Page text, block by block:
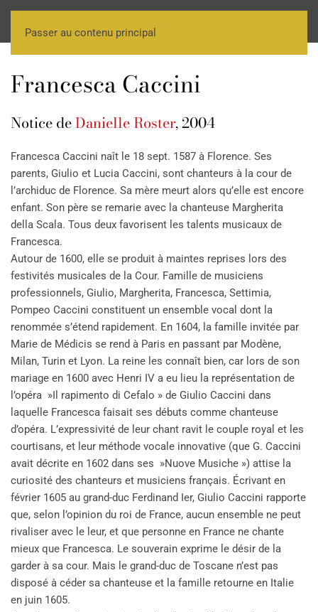
Passer au contenu principal
Francesca Caccini
Notice deDanielle Roster, 2004
Francesca Caccini naît le 18 sept. 1587 à Florence. Ses
parents, Giulio et Lucia Caccini, sont chanteurs à la cour de
l’archiduc de Florence. Sa mère meurt alors qu’elle est encore
enfant. Son père se remarie avec la chanteuse Margherita
della Scala. Tous deux favorisent les talents musicaux de
Francesca.
Autour de 1600, elle se produit à maintes reprises lors des
festivités musicales de la Cour. Famille de musiciens
professionnels, Giulio, Margherita, Francesca, Settimia,
Pompeo Caccini constituent un ensemble vocal dont la
renommée s’étend rapidement. En 1604, la famille invitée par
Marie de Médicis se rend à Paris en passant par Modène,
Milan, Turin et Lyon. La reine les connaît bien, car lors de son
mariage en 1600 avec Henri IV a eu lieu la représentation de
l’opéra »Il rapimento di Cefalo » de Giulio Caccini dans
laquelle Francesca faisait ses débuts comme chanteuse
d’opéra. L’expressivité de leur chant ravit le couple royal et les
courtisans, et leur méthode vocale innovative (que G. Caccini
avait décrite en 1602 dans ses »Nuove Musiche ») attise la
curiosité des chanteurs et musiciens français. Écrivant en
février 1605 au grand-duc Ferdinand Ier, Giulio Caccini rapporte
que, selon l’opinion du roi de France, aucun ensemble ne peut
rivaliser avec le leur, et que personne en France ne chante
mieux que Francesca. Le souverain exprime le désir de la
garder à sa cour. Mais le grand-duc de Toscane n’est pas
disposé à céder sa chanteuse et la famille retourne en Italie
en juin 1605.